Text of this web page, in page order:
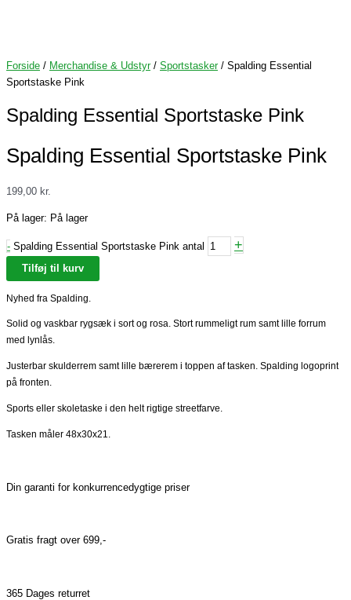
Forside / Merchandise & Udstyr/ Sportstasker/ Spalding Essential
Sportstaske Pink
Spalding Essential Sportstaske Pink
Spalding Essential Sportstaske Pink
199,00 kr.
På lager: På lager
- Spalding Essential Sportstaske Pink antal +
Tilføj til kurv
Nyhed fra Spalding.
Solid og vaskbar rygsæk i sort og rosa. Stort rummeligt rum samt lille forrum
med lynlås.
Justerbar skulderrem samt lille bærerem i toppen af tasken. Spalding logoprint
på fronten.
Sports eller skoletaske i den helt rigtige streetfarve.
Tasken måler 48x30x21.
Din garanti for konkurrencedygtige priser
Gratis fragt over 699,-
365 Dages returret